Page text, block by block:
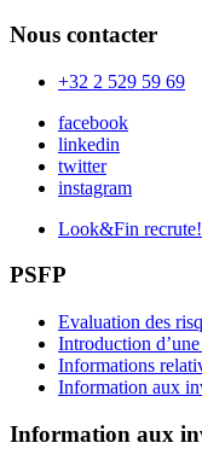
Nous contacter
+32 2 529 59 69
facebook
linkedin
twitter
instagram
Look&Fin recrute!
PSFP
Evaluation des
Introduction
Informations
Information aux
Information aux